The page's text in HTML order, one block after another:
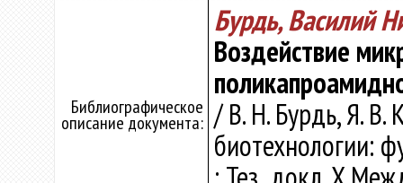
Библиографическое
описание документа:
Бурдь, Василий
Воздействие
/ В. Н. Бурдь, Я. В.
биотехнологии: